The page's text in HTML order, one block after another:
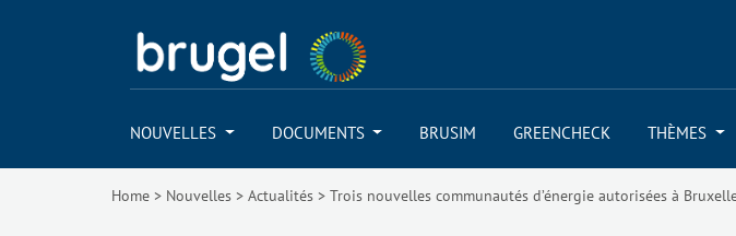
NOUVELLES DOCUMENTS BRUSIM GREENCHECK THÈMES
Home > Nouvelles > Actualités > Trois nouvelles communautés d’énergie autorisées à